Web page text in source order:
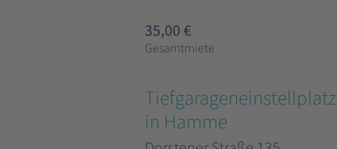
35,00 €
Gesamtmiete
Tiefgarageneinstellplatz
in Hamme